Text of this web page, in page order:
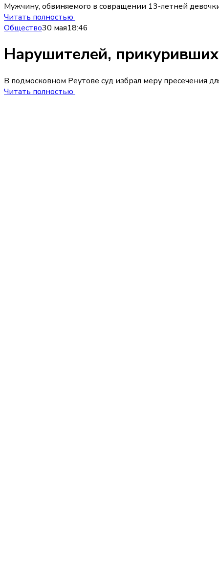
Мужчину, обвиняемого в совращении 13-летней
Читать полностью
Общество30 мая18:46
Нарушителей,
В подмосковном Реутове суд избрал меру
Читать полностью